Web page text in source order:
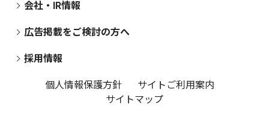
会社・IR情報
広告掲載をご検討の方へ
採用情報
個人情報保護方針
サイトご利用案内
サイトマップ